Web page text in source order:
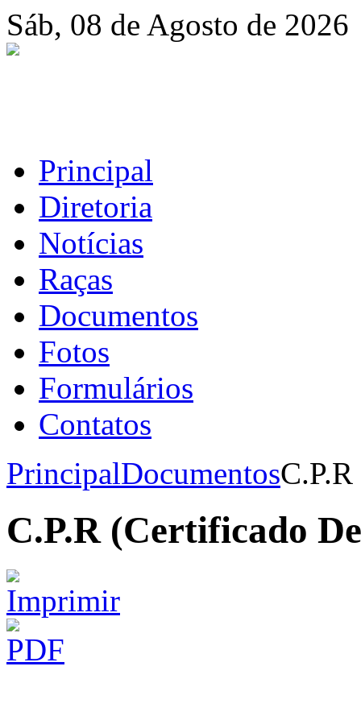
Sáb, 08 de Agosto de 2026
Principal
Diretoria
Notícias
Raças
Documentos
Fotos
Formulários
Contatos
PrincipalDocumentos
C.P.R (Certificado